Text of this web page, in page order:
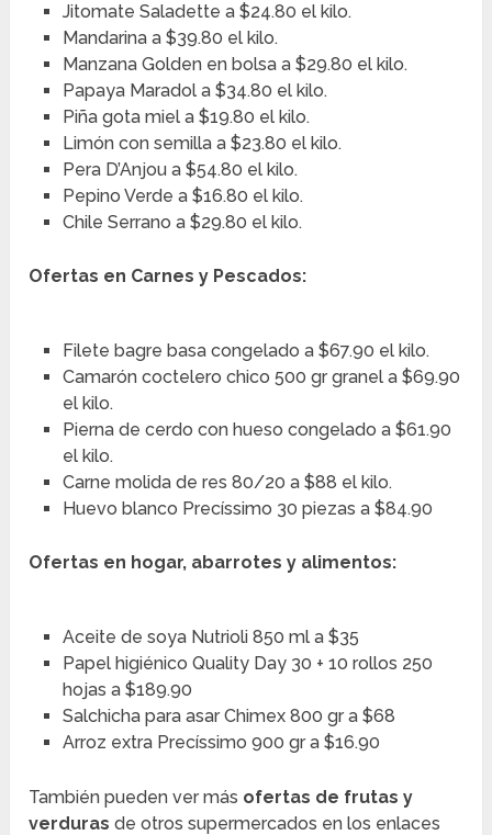
Jitomate Saladette a $24.80 el kilo.
Mandarina a $39.80 el kilo.
Manzana Golden en bolsa a $29.80 el kilo.
Papaya Maradol a $34.80 el kilo.
Piña gota miel a $19.80 el kilo.
Limón con semilla a $23.80 el kilo.
Pera D’Anjou a $54.80 el kilo.
Pepino Verde a $16.80 el kilo.
Chile Serrano a $29.80 el kilo.
Ofertas en Carnes y Pescados:
Filete bagre basa congelado a $67.90 el kilo.
Camarón coctelero chico 500 gr granel a $69.90
el kilo.
Pierna de cerdo con hueso congelado a $61.90
el kilo.
Carne molida de res 80/20 a $88 el kilo.
Huevo blanco Precíssimo 30 piezas a $84.90
Ofertas en hogar, abarrotes y alimentos:
Aceite de soya Nutrioli 850 ml a $35
Papel higiénico Quality Day 30 + 10 rollos 250
hojas a $189.90
Salchicha para asar Chimex 800 gr a $68
Arroz extra Precíssimo 900 gr a $16.90
También pueden ver más ofertas de frutas y
verdurasde otros supermercados en los enlaces